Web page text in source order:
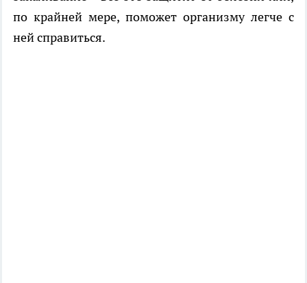
по крайней мере, поможет организму легче с
ней справиться.